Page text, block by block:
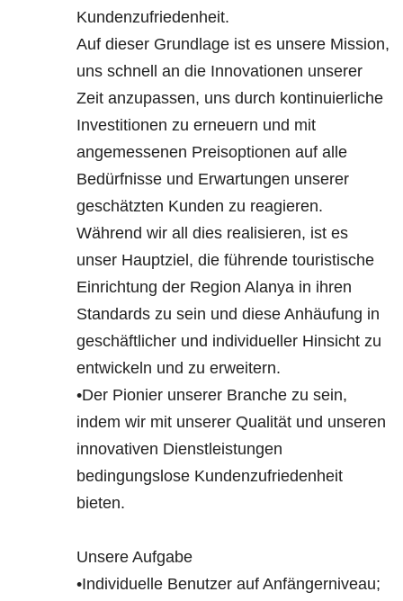
Kundenzufriedenheit.
Auf dieser Grundlage ist es unsere Mission,
uns schnell an die Innovationen unserer
Zeit anzupassen, uns durch kontinuierliche
Investitionen zu erneuern und mit
angemessenen Preisoptionen auf alle
Bedürfnisse und Erwartungen unserer
geschätzten Kunden zu reagieren.
Während wir all dies realisieren, ist es
unser Hauptziel, die führende touristische
Einrichtung der Region Alanya in ihren
Standards zu sein und diese Anhäufung in
geschäftlicher und individueller Hinsicht zu
entwickeln und zu erweitern.
•Der Pionier unserer Branche zu sein,
indem wir mit unserer Qualität und unseren
innovativen Dienstleistungen
bedingungslose Kundenzufriedenheit
bieten.
Unsere Aufgabe
•Individuelle Benutzer auf Anfängerniveau;